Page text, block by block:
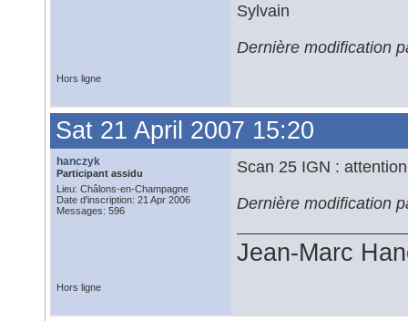
Sylvain
Dernière modification
Hors ligne
Sat 21 April 2007 15:20
hanczyk
Participant assidu
Lieu: Châlons-en-Champagne
Date d'inscription: 21 Apr 2006
Messages: 596
Scan 25 IGN :
Dernière modification
Jean-Marc
Hors ligne